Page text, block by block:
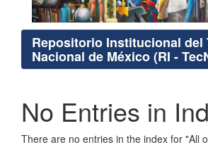
Repositorio Institucional del
Nacional de México (RI -
No Entries in
There are no entries in the index for "All